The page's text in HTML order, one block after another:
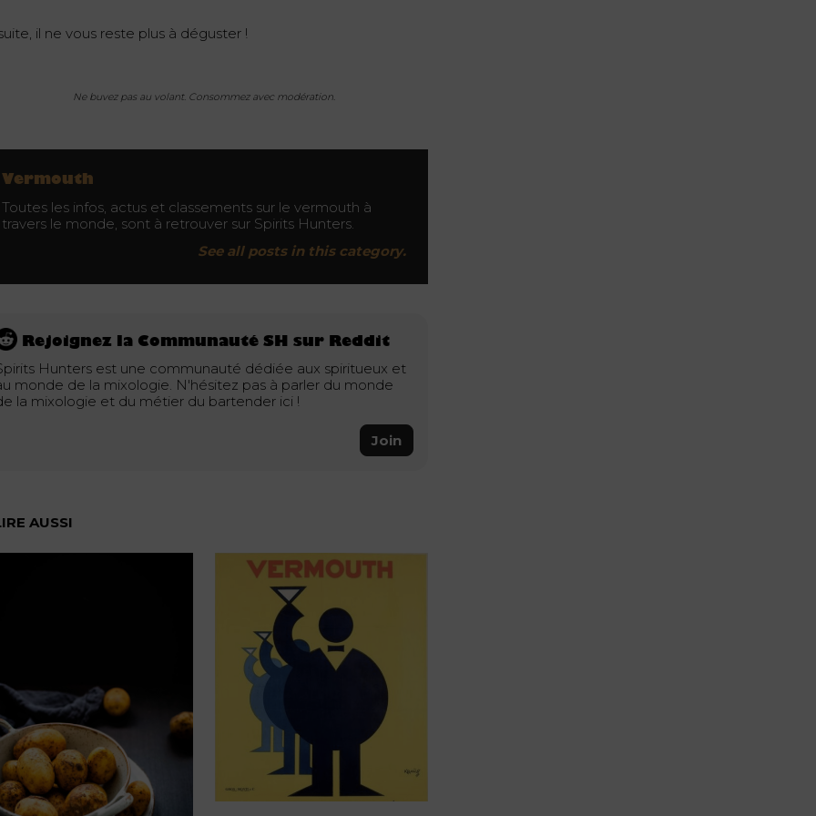
il ne vous reste plus à déguster !
Ne buvez pas au volant. Consommez avec modération.
Vermouth
Toutes les infos, actus et classements sur le vermouth à
travers le monde, sont à retrouver sur Spirits Hunters.
See all posts in this category.
Rejoignez la Communauté SH sur Reddit
Hunters est une communauté dédiée aux spiritueux et
monde de la mixologie. N'hésitez pas à parler du monde
la mixologie et du métier du bartender ici !
Join
AUSSI